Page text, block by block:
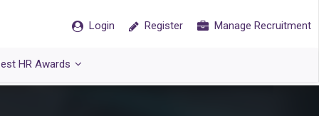
Login Register Manage Recruitment
HR Awards